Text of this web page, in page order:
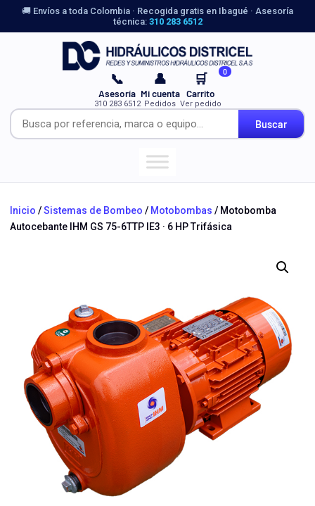
🚚 Envíos a toda Colombia · Recogida gratis en Ibagué · Asesoría
técnica: 310 283 6512
Buscar
📞
Asesoría
310 283 6512
👤
Mi cuenta
Pedidos
🛒 0
Carrito
Ver pedido
Inicio /Sistemas de Bombeo / Motobombas / Motobomba
Autocebante IHM GS 75-6TTP IE3 · 6 HP Trifásica